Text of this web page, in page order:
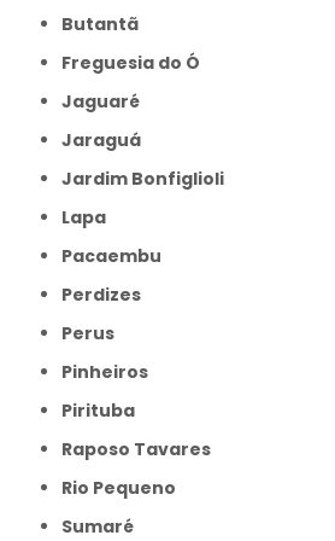
Butantã
Freguesia do Ó
Jaguaré
Jaraguá
Jardim Bonfiglioli
Lapa
Pacaembu
Perdizes
Perus
Pinheiros
Pirituba
Raposo Tavares
Rio Pequeno
Sumaré